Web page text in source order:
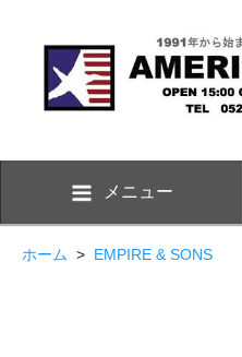
メニュー
ホーム > EMPIRE & SONS